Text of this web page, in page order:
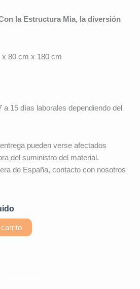
la Estructura Mia, la diversión
x 80 cm x 180 cm
a 15 días laborales dependiendo del
pueden verse afectados
del suministro del material.
de España, contacto con nosotros